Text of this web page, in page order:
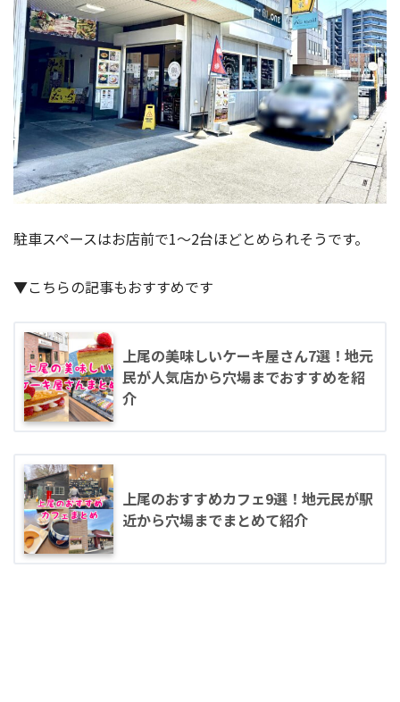
駐車スペースはお店前で1〜2台ほどとめられそうです。
▼こちらの記事もおすすめです
上尾の美味しいケーキ屋さん7選！地元
民が人気店から穴場までおすすめを紹
介
上尾のおすすめカフェ9選！地元民が駅
近から穴場までまとめて紹介